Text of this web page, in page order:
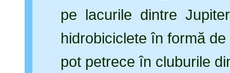
pe lacurile dintre
hidrobiciclete în formă
pot petrece în cluburile